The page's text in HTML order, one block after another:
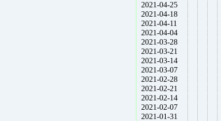
2021-04-25
2021-04-18
2021-04-11
2021-04-04
2021-03-28
2021-03-21
2021-03-14
2021-03-07
2021-02-28
2021-02-21
2021-02-14
2021-02-07
2021-01-31